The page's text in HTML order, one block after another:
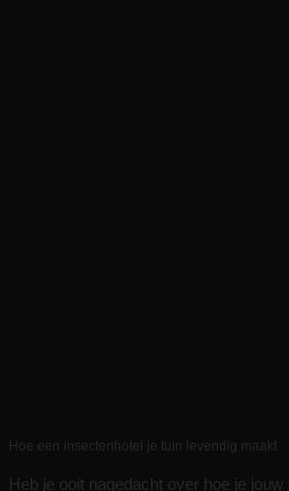
Hoe een insectenhotel je tuin levendig maakt
Heb je ooit nagedacht over hoe je